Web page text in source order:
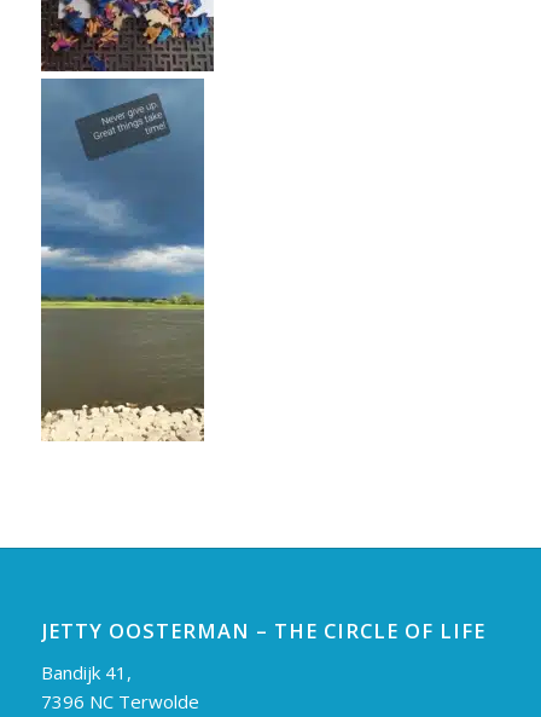
JETTY OOSTERMAN – THE CIRCLE OF LIFE
Bandijk 41,
7396 NC Terwolde